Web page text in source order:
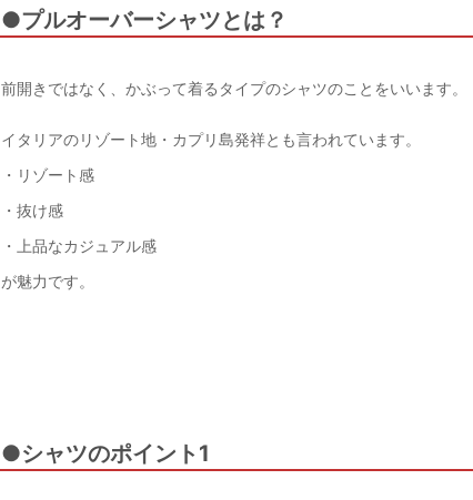
●プルオーバーシャツとは？
前開きではなく、かぶって着るタイプのシャツのことをいいます。
イタリアのリゾート地・カプリ島発祥とも言われています。
・リゾート感
・抜け感
・上品なカジュアル感
が魅力です。
●シャツのポイント1